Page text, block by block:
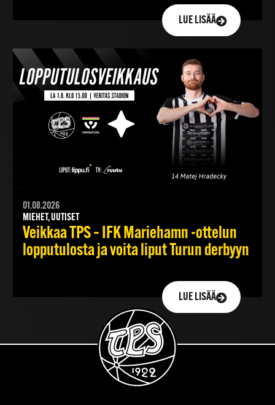
LUE LISÄÄ
01.08.2026
MIEHET, UUTISET
Veikkaa TPS – IFK Mariehamn -ottelun
lopputulosta ja voita liput Turun derbyyn
LUE LISÄÄ